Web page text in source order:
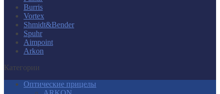
Burris
Vortex
Shmidt&Bender
Spuhr
Aimpoint
Arkon
Категории
Оптические прицелы